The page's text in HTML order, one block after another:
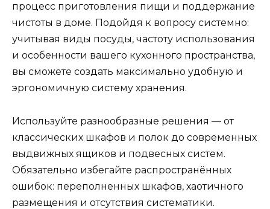
процесс приготовления пищи и поддержание
чистоты в доме. Подойдя к вопросу системно:
учитывая виды посуды, частоту использования
и особенности вашего кухонного пространства,
вы сможете создать максимально удобную и
эргономичную систему хранения.
Используйте разнообразные решения — от
классических шкафов и полок до современных
выдвижных ящиков и подвесных систем.
Обязательно избегайте распространённых
ошибок: переполненных шкафов, хаотичного
размещения и отсутствия систематики.